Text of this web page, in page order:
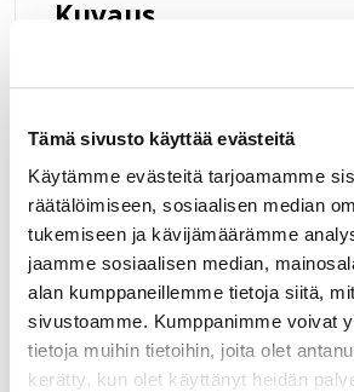
Tämä sivusto käyttää evästeitä
Käytämme evästeitä tarjoamamme
räätälöimiseen, sosiaalisen median
tukemiseen ja kävijämäärämme
jaamme sosiaalisen median,
alan kumppaneillemme tietoja siitä,
sivustoamme. Kumppanimme voivat
tietoja muihin tietoihin, joita olet
kerätty, kun olet käyttänyt heidän
Kuvaus
Kirjaudu sisään
Hei yritysasiakas!
Jos teillä ei vielä ole avattuna
verkkokauppaamme, niin olkaa
mail@helatukku.com